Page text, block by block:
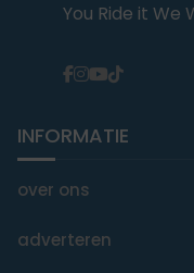
You Ride it We
INFORMATIE
over ons
adverteren